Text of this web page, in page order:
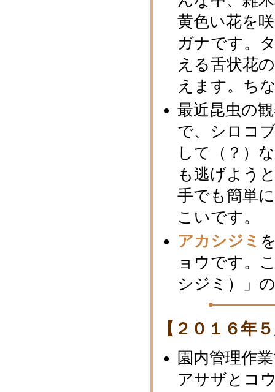
黄色い花を
ガナです。
える舌状花
えます。ち
最近昆虫の
で、シロコ
して（？）
も逃げよう
手でも簡単
こいです。
アカシジミ
ョウです。
シジミ）」
【２０１６年
園内管理作
アサザとコ